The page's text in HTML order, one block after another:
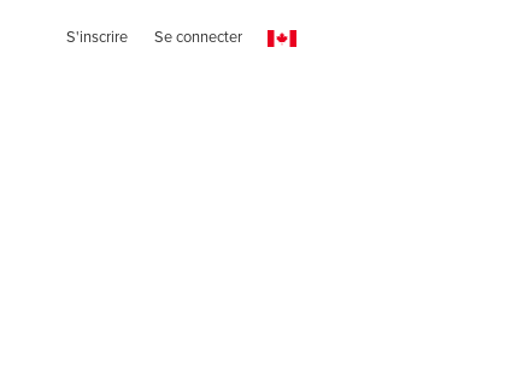
S'inscrire Se connecter